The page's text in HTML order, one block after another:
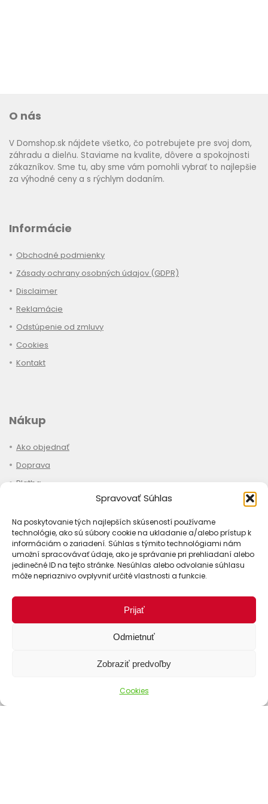
Spravovať Súhlas
Na poskytovanie tých najlepších skúseností používame
technológie, ako sú súbory cookie na ukladanie a/alebo prístup k
informáciám o zariadení. Súhlas s týmito technológiami nám
umožní spracovávať údaje, ako je správanie pri prehliadaní alebo
jedinečné ID na tejto stránke. Nesúhlas alebo odvolanie súhlasu
môže nepriaznivo ovplyvniť určité vlastnosti a funkcie.
Prijať
Odmietnuť
Zobraziť predvoľby
Cookies
O nás
V Domshop.sk nájdete všetko, čo potrebujete pre svoj dom,
záhradu a dielňu. Staviame na kvalite, dôvere a spokojnosti
zákazníkov. Sme tu, aby sme vám pomohli vybrať to najlepšie
za výhodné ceny a s rýchlym dodaním.
Informácie
Obchodné podmienky
Zásady ochrany osobných údajov (GDPR)
Disclaimer
Reklamácie
Odstúpenie od zmluvy
Cookies
Kontakt
Nákup
Ako objednať
Doprava
Platba